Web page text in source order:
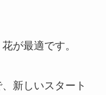
が最適です。
新しいスタート